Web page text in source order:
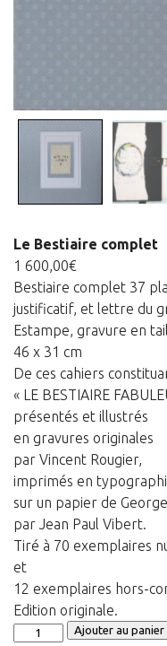
Mon Compte
Déconnexion
Panier
Contact
Le Bestiaire complet
1 600,00€
Bestiaire complet 37
justificatif, et lettre du
Estampe, gravure en
46 x 31 cm
De ces cahiers
« LE BESTIAIRE
présentés et illustrés
en gravures originales
par Vincent Rougier,
imprimés en
sur un papier de
par Jean Paul Vibert.
Tiré à 70 exemplaires
et
12 exemplaires hors-
Edition originale.
quantité
Ajouter au panier